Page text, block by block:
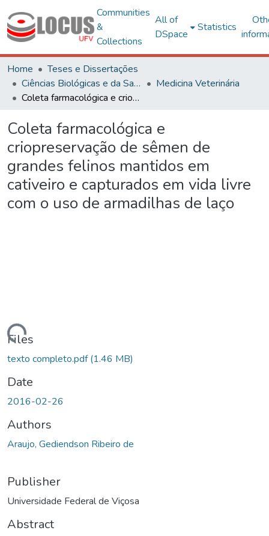
Communities
&
Collections
All of
DSpace
Statistics
Home
Teses e Dissertações
Ciências Biológicas e da Saúde
Medicina Veterinária
Coleta farmacológica e criopreservação de sêmen de grandes felinos mantidos em cativeiro e capturados em vida livre com o uso de armadilhas de laço
Coleta farmacológica e
criopreservação de sêmen de
grandes felinos mantidos em
cativeiro e capturados em vida livre
com o uso de armadilhas de laço
Files
texto completo.pdf(1.46 MB)
Date
2016-02-26
Authors
Araujo, Gediendson Ribeiro de
Publisher
Universidade Federal de Viçosa
Abstract